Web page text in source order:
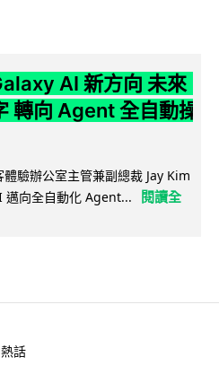
AI 新方向 未來
轉向 Agent 全自動操
驗辦公室主管兼副總裁 Jay Kim
邁向全自動化 Agent...
閱讀全
話